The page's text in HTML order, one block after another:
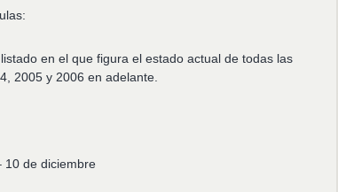
en el que figura el estado actual de todas las
2005 y 2006 en adelante.
10 de diciembre